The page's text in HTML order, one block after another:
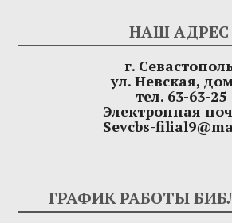
НАШ АДРЕС
г.
ул. Невская,
тел. 63-63-25
Электронная
Sevcbs-
ГРАФИК РАБОТЫ